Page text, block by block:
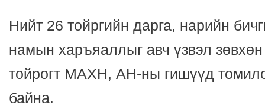
Нийт 26 тойргийн дарга, нарийн
намын харъяаллыг авч үзвэл
тойрогт МАХН, АН-ны гишүүд
байна.